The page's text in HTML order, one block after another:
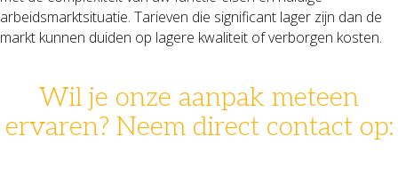
arbeidsmarktsituatie. Tarieven die significant lager zijn dan de
markt kunnen duiden op lagere kwaliteit of verborgen kosten.
Wil je onze aanpak meteen
ervaren? Neem direct contact op: